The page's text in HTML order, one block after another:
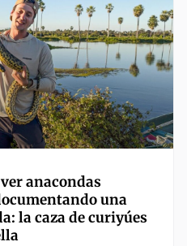
anacondas
una
la caza de curiyúes